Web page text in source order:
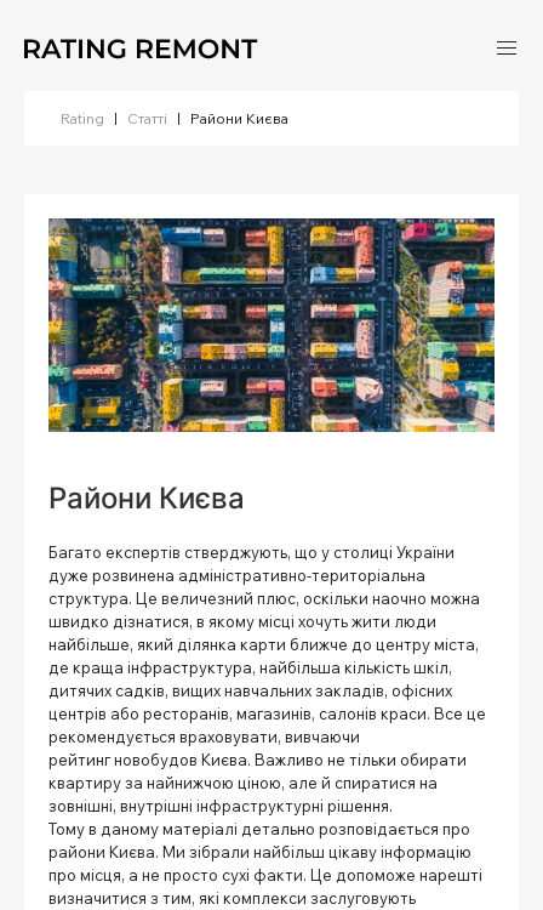
Rating | Статті | Райони Києва
Райони Києва
Багато експертів стверджують, що у столиці України
дуже розвинена адміністративно-територіальна
структура. Це величезний плюс, оскільки наочно можна
швидко дізнатися, в якому місці хочуть жити люди
найбільше, який ділянка карти ближче до центру міста,
де краща інфраструктура, найбільша кількість шкіл,
дитячих садків, вищих навчальних закладів, офісних
центрів або ресторанів, магазинів, салонів краси. Все це
рекомендується враховувати, вивчаючи
рейтинг новобудов Києва. Важливо не тільки обирати
квартиру за найнижчою ціною, але й спиратися на
зовнішні, внутрішні інфраструктурні рішення.
Тому в даному матеріалі детально розповідається про
райони Києва. Ми зібрали найбільш цікаву інформацію
про місця, а не просто сухі факти. Це допоможе нарешті
визначитися з тим, які комплекси заслуговують